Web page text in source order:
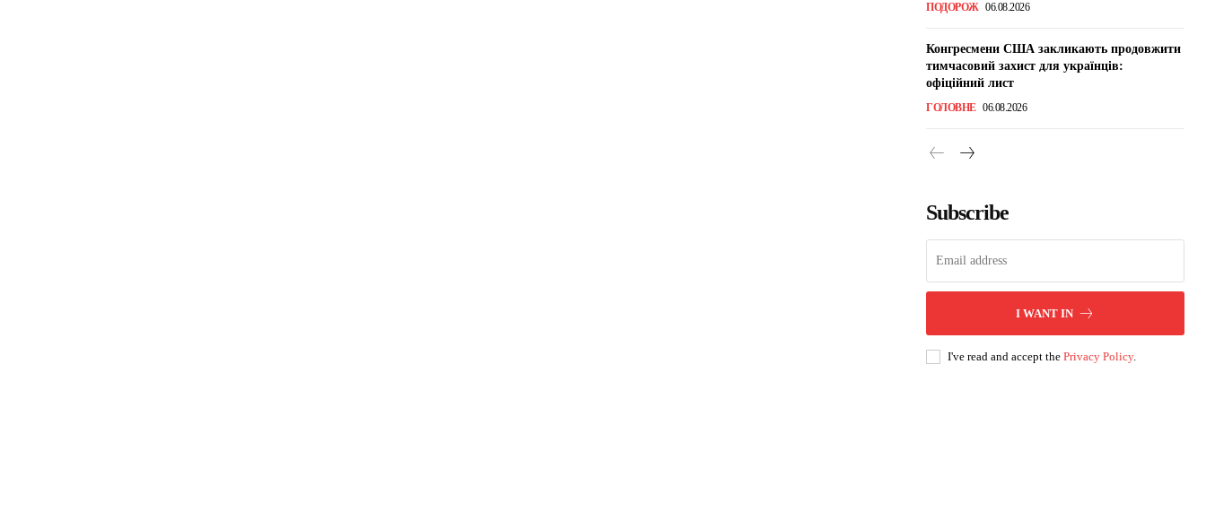
ПОДОРОЖ 06.08.2026
Конгресмени США закликають продовжити
тимчасовий захист для українців:
офіційний лист
ГОЛОВНЕ 06.08.2026
Subscribe
I WANT IN
I've read and accept the Privacy Policy.